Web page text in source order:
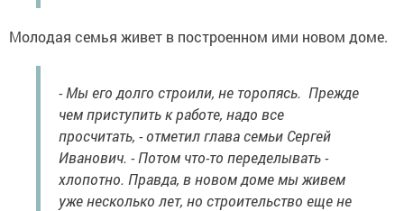
Молодая семья живет в построенном ими новом доме.
- Мы его долго строили, не торопясь. Прежде
чем приступить к работе, надо все
просчитать, - отметил глава семьи Сергей
Иванович. - Потом что-то переделывать -
хлопотно. Правда, в новом доме мы живем
уже несколько лет, но строительство еще не